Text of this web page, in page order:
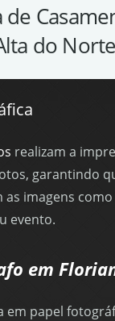
de
do Norte
realizam a
garantindo
as imagens
evento.
em
em papel